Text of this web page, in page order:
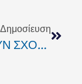
ΚΛΕΙΝΟΥΝ ΣΧΟΛΕΙΑ ΛΟΓΩ ΥΠΟΠΤΩΝ ΚΡΟΥΣΜΑΤΩΝ ΤΟΥ ΙΟΥ ΤΗΣ ΝΕΑΣ ΓΡΙΠΗΣ